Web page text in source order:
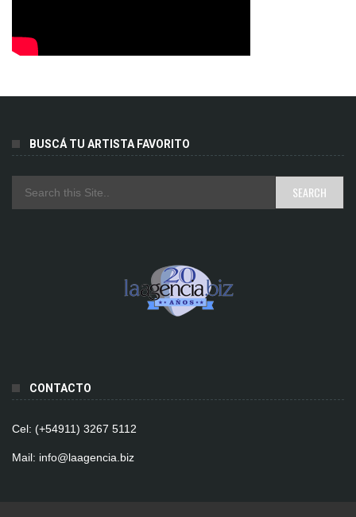
BUSCÁ TU ARTISTA FAVORITO
CONTACTO
Cel: (+54911) 3267 5112
Mail: info@laagencia.biz